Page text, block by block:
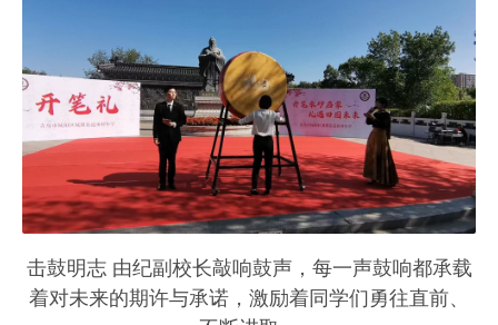
击鼓明志 由纪副校长敲响鼓声，每一声鼓响都承载
着对未来的期许与承诺，激励着同学们勇往直前、